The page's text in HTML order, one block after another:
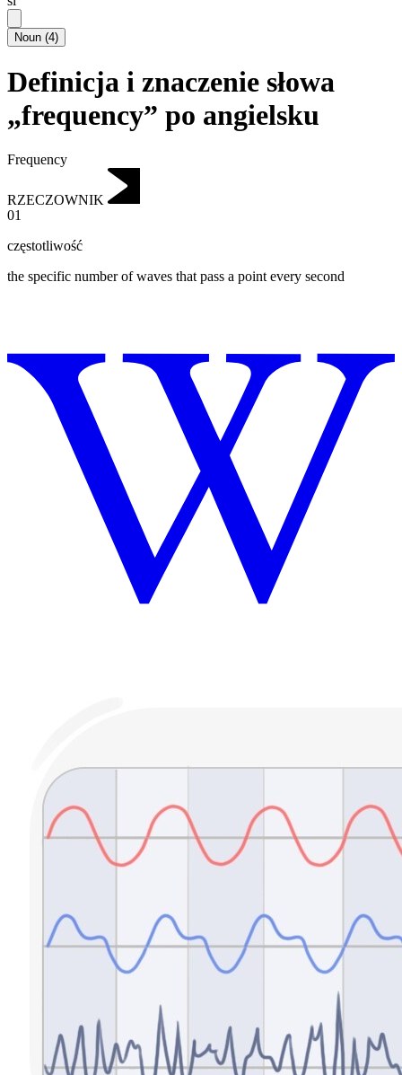
Noun (4)
Definicja i znaczenie słowa
„frequency” po angielsku
Frequency
RZECZOWNIK
01
częstotliwość
the specific number of waves that pass a point every second